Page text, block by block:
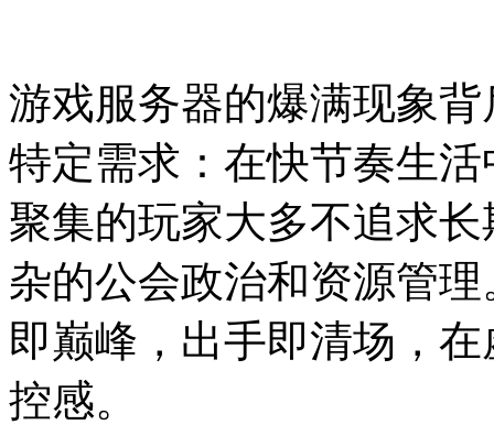
游戏服务器的爆满现象
特定需求：在快节奏生
聚集的玩家大多不追求
杂的公会政治和资源管
即巅峰，出手即清场，
控感。